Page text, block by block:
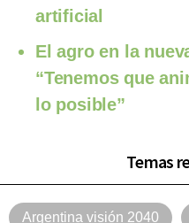
artificial
El agro en la
“Tenemos que
lo posible”
Temas
Argentina visión 2040